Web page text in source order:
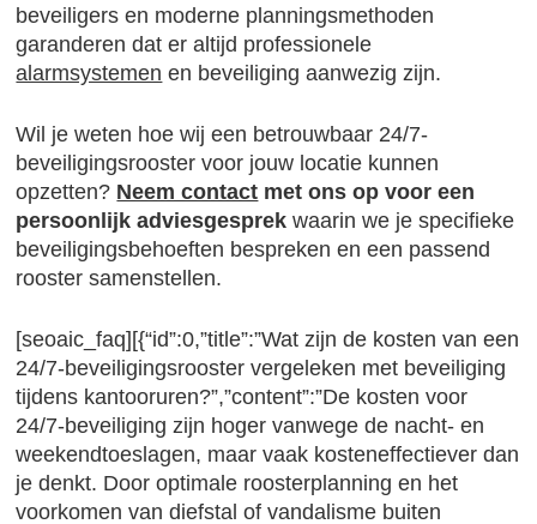
beveiligers en moderne planningsmethoden
garanderen dat er altijd professionele
alarmsystemen en beveiliging aanwezig zijn.
Wil je weten hoe wij een betrouwbaar 24/7-
beveiligingsrooster voor jouw locatie kunnen
opzetten? Neem contact met ons op voor een
persoonlijk adviesgesprek waarin we je specifieke
beveiligingsbehoeften bespreken en een passend
rooster samenstellen.
[seoaic_faq][{“id”:0,”title”:”Wat zijn de kosten van een
24/7-beveiligingsrooster vergeleken met beveiliging
tijdens kantooruren?”,”content”:”De kosten voor
24/7-beveiliging zijn hoger vanwege de nacht- en
weekendtoeslagen, maar vaak kosteneffectiever dan
je denkt. Door optimale roosterplanning en het
voorkomen van diefstal of vandalisme buiten